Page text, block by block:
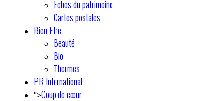
Echos du patrimoine
Cartes postales
Bien Etre
Beauté
Bio
Thermes
PR International
">Coup de cœur